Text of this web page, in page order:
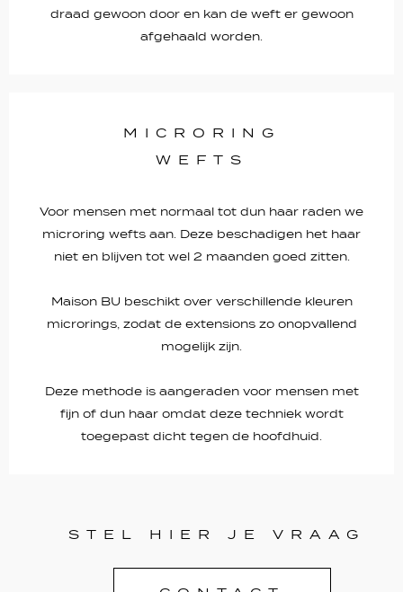
draad gewoon door en kan de weft er gewoon
afgehaald worden.
MICRORING
WEFTS
Voor mensen met normaal tot dun haar raden we
microring wefts aan. Deze beschadigen het haar
niet en blijven tot wel 2 maanden goed zitten.
Maison BU beschikt over verschillende kleuren
microrings, zodat de extensions zo onopvallend
mogelijk zijn.
Deze methode is aangeraden voor mensen met
fijn of dun haar omdat deze techniek wordt
toegepast dicht tegen de hoofdhuid.
STEL HIER JE VRAAG